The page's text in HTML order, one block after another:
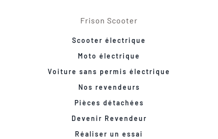
Frison Scooter
Scooter électrique
Moto électrique
Voiture sans permis électrique
Nos revendeurs
Pièces détachées
Devenir Revendeur
Réaliser un essai